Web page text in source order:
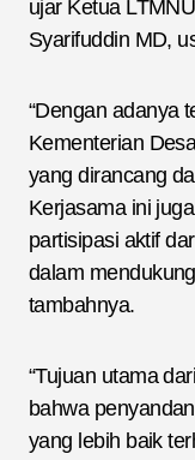
ujar Ketua
Syarifuddin MD,
“Dengan adanya
Kementerian
yang dirancang
Kerjasama ini
partisipasi aktif
dalam
tambahnya.
“Tujuan utama
bahwa
yang lebih baik